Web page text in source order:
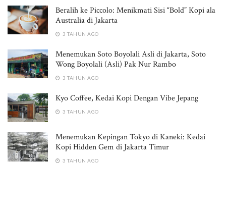
Beralih ke Piccolo: Menikmati Sisi “Bold” Kopi ala
Australia di Jakarta
3 TAHUN AGO
Menemukan Soto Boyolali Asli di Jakarta, Soto
Wong Boyolali (Asli) Pak Nur Rambo
3 TAHUN AGO
Kyo Coffee, Kedai Kopi Dengan Vibe Jepang
3 TAHUN AGO
Menemukan Kepingan Tokyo di Kaneki: Kedai
Kopi Hidden Gem di Jakarta Timur
3 TAHUN AGO